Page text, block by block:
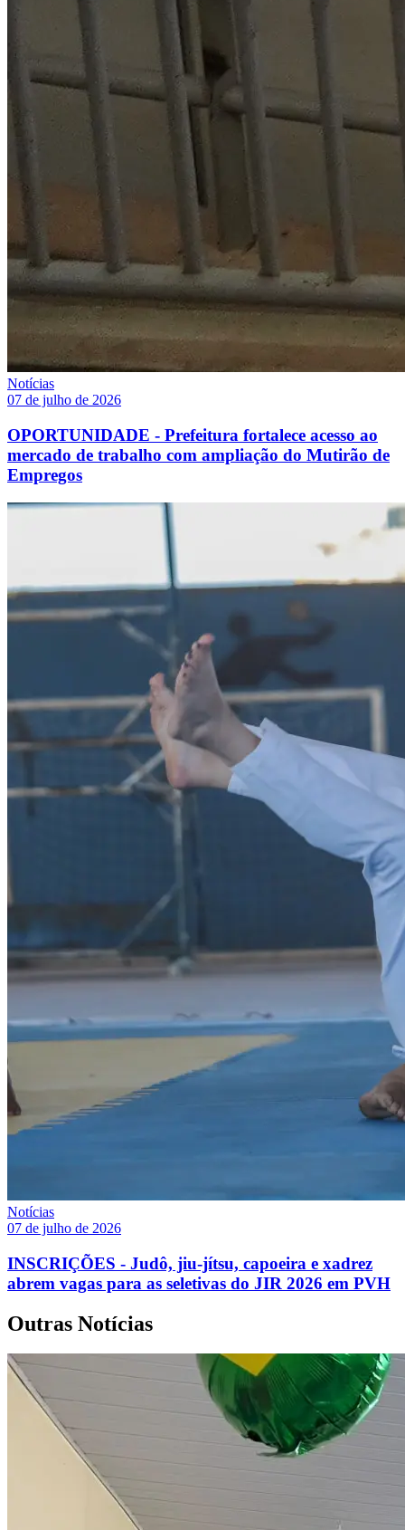
Notícias
07 de julho de 2026
OPORTUNIDADE - Prefeitura fortalece acesso ao
mercado de trabalho com ampliação do Mutirão de
Empregos
Notícias
07 de julho de 2026
INSCRIÇÕES - Judô, jiu-jítsu, capoeira e xadrez
abrem vagas para as seletivas do JIR 2026 em PVH
Outras Notícias